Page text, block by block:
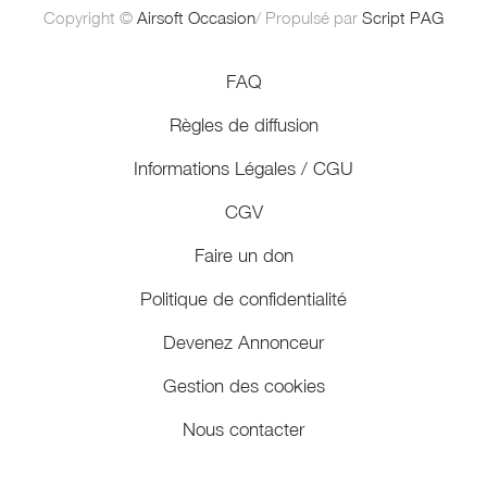
Copyright © Airsoft Occasion/ Propulsé par Script PAG
FAQ
Règles de diffusion
Informations Légales / CGU
CGV
Faire un don
Politique de confidentialité
Devenez Annonceur
Gestion des cookies
Nous contacter